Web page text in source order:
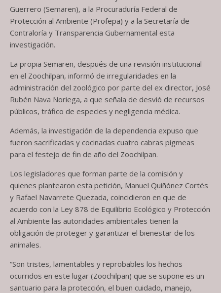
Guerrero (Semaren), a la Procuraduría Federal de
Protección al Ambiente (Profepa) y a la Secretaría de
Contraloría y Transparencia Gubernamental esta
investigación.
La propia Semaren, después de una revisión institucional
en el Zoochilpan, informó de irregularidades en la
administración del zoológico por parte del ex director, José
Rubén Nava Noriega, a que señala de desvió de recursos
públicos, tráfico de especies y negligencia médica.
Además, la investigación de la dependencia expuso que
fueron sacrificadas y cocinadas cuatro cabras pigmeas
para el festejo de fin de año del Zoochilpan.
Los legisladores que forman parte de la comisión y
quienes plantearon esta petición, Manuel Quiñónez Cortés
y Rafael Navarrete Quezada, coincidieron en que de
acuerdo con la Ley 878 de Equilibrio Ecológico y Protección
al Ambiente las autoridades ambientales tienen la
obligación de proteger y garantizar el bienestar de los
animales.
“Son tristes, lamentables y reprobables los hechos
ocurridos en este lugar (Zoochilpan) que se supone es un
santuario para la protección, el buen cuidado, manejo,